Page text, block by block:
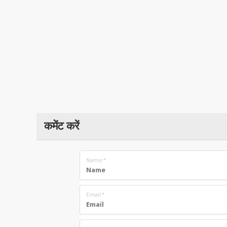
कमेंट करें
Name *
Email *